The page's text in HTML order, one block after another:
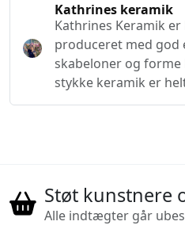
Kathrines keramik
Kathrines Keramik
produceret med god
skabeloner og
stykke keramik er
Støt kunstnere
Alle indtægter går